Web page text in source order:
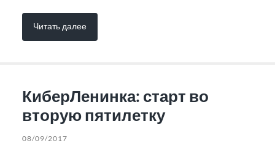
Читать далее
КиберЛенинка: старт во
вторую пятилетку
08/09/2017